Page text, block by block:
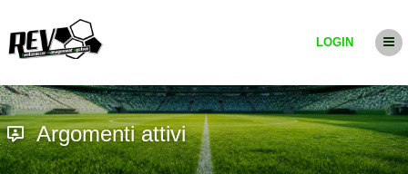
LOGIN
Argomenti attivi